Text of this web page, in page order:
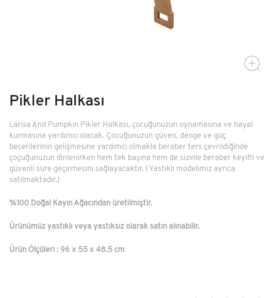
Çocuk Odası
Ev Dekor
Pikler Halkası
Larisa And Pumpkin Pikler Halkası, çocuğunuzun oynamasına ve hayal
kurmasına yardımcı olacak. Çocuğunuzun güven, denge ve güç
becerilerinin gelişmesine yardımcı olmakla beraber ters çevrildiğinde
çoçuğunuzun dinlenirken hem tek başına hem de sizinle beraber keyifli ve
güvenli süre geçirmesini sağlayacaktır. ( Yastıklı modelimiz ayrıca
satılmaktadır.)
%100 Doğal Kayın Ağacından üretilmiştir.
Ürünümüz yastıklı veya yastıksız olarak satın alınabilir.
Ürün Ölçüleri : 96 x 55 x 48.5 cm